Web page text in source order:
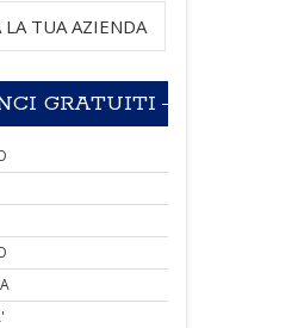
LA TUA AZIENDA
GRATUITI